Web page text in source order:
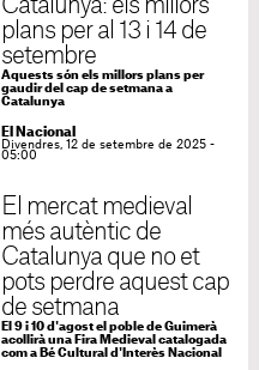
Catalunya: els millors
plans per al 13 i 14 de
setembre
Aquests són els millors plans per
gaudir del cap de setmana a
Catalunya
El Nacional
Divendres, 12 de setembre de 2025 -
05:00
El mercat medieval
més autèntic de
Catalunya que no et
pots perdre aquest cap
de setmana
El 9 i 10 d'agost el poble de Guimerà
acollirà una Fira Medieval catalogada
com a Bé Cultural d'Interès Nacional